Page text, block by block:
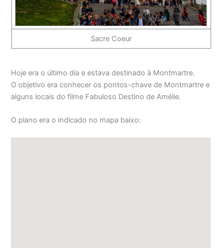
Sacre Coeur
Hoje era o último dia e estava destinado à Montmartre.
O objetivo era conhecer os pontos-chave de Montmartre e
alguns locais do filme Fabuloso Destino de Amélie.
O plano era o indicado no mapa baixo: